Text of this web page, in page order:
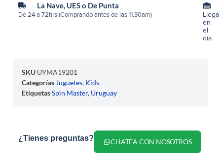
La Nave, UES o De Punta
De 24 a 72hrs (Comprando antes de las 11.30am)
Llega
en
el
día
SKU UYMA19201
Categorías Juguetes, Kids
EtiquetasSpin Master, Uruguay
¿Tienes preguntas? CHATEA CON NOSOTROS